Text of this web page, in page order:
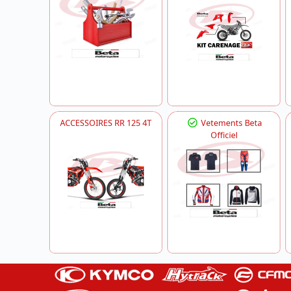
ACCESSOIRES RR 125 4T
Vetements Beta
Officiel